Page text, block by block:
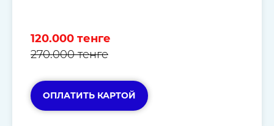
120.000 тенге
270.000 тенге
ОПЛАТИТЬ КАРТОЙ